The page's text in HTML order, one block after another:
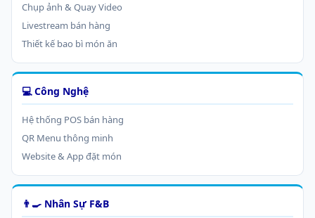
Chụp ảnh & Quay Video
Livestream bán hàng
Thiết kế bao bì món ăn
💻 Công Nghệ
Hệ thống POS bán hàng
QR Menu thông minh
Website & App đặt món
👨‍🍳 Nhân Sự F&B